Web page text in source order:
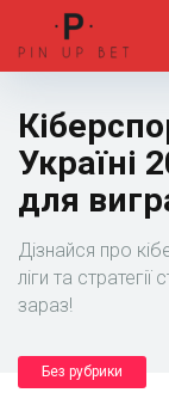
Україні
для
Дізнайся про
ліги та
зараз!
Без рубрики